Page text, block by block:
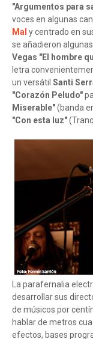
"Argumentos para
voces en algunas
Mal y centrado en
se añadieron
Vegas "El hombre
letra
un versátil Santi
"Corazón Peludo"
Miserable"(banda
"Con esta luz"
La parafernalia
desarrollar sus
de músicos por
hablar de metros
efectos, bases